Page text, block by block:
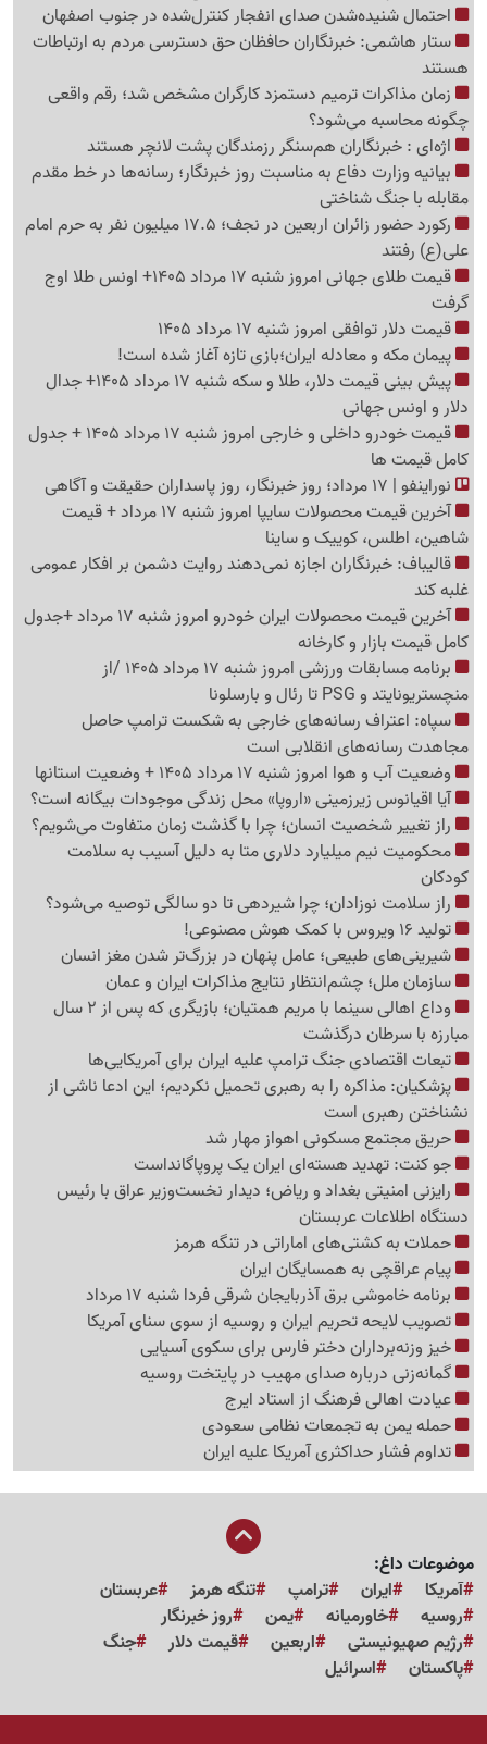
احتمال شنیده‌شدن صدای انفجار کنترل‌شده در جنوب اصفهان
ستار هاشمی: خبرنگاران حافظان حق دسترسی مردم به ارتباطات
هستند
زمان مذاکرات ترمیم دستمزد کارگران مشخص شد؛ رقم واقعی
چگونه محاسبه می‌شود؟
اژه‌ای : خبرنگاران هم‌سنگر رزمندگان پشت لانچر هستند
بیانیه وزارت دفاع به مناسبت روز خبرنگار؛ رسانه‌ها در خط مقدم
مقابله با جنگ شناختی
رکورد حضور زائران اربعین در نجف؛ 17.5 میلیون نفر به حرم امام
علی(ع) رفتند
قیمت طلای جهانی امروز شنبه 17 مرداد 1405+ اونس طلا اوج
گرفت
قیمت دلار توافقی امروز شنبه 17 مرداد 1405
پیمان مکه و معادله ایران؛بازی تازه آغاز شده است!
پیش ‌بینی قیمت دلار، طلا و سکه شنبه 17 مرداد 1405+ جدال
دلار و اونس جهانی
قیمت خودرو داخلی و خارجی امروز شنبه 17 مرداد 1405 + جدول
کامل قیمت ها
نوراینفو | 17 مرداد؛ روز خبرنگار، روز پاسداران حقیقت و آگاهی
آخرین قیمت محصولات سایپا امروز شنبه 17 مرداد + قیمت
شاهین، اطلس، کوییک و ساینا
قالیباف: خبرنگاران اجازه نمی‌دهند روایت دشمن بر افکار عمومی
غلبه کند
آخرین قیمت محصولات ایران خودرو امروز شنبه 17 مرداد +جدول
کامل قیمت بازار و کارخانه
برنامه مسابقات ورزشی امروز شنبه 17 مرداد 1405 /از
منچستریونایتد و PSG تا رئال و بارسلونا
سپاه: اعتراف رسانه‌های خارجی به شکست ترامپ حاصل
مجاهدت رسانه‌های انقلابی است
وضعیت آب و هوا امروز شنبه 17 مرداد 1405 + وضعیت استانها
آیا اقیانوس زیرزمینی «اروپا» محل زندگی موجودات بیگانه است؟
راز تغییر شخصیت انسان؛ چرا با گذشت زمان متفاوت می‌شویم؟
محکومیت نیم میلیارد دلاری متا به دلیل آسیب به سلامت
کودکان
راز سلامت نوزادان؛ چرا شیردهی تا دو سالگی توصیه می‌شود؟
تولید 16 ویروس با کمک هوش مصنوعی!
شیرینی‌های طبیعی؛ عامل پنهان در بزرگ‌تر شدن مغز انسان
سازمان ملل؛ چشم‌انتظار نتایج مذاکرات ایران و عمان
وداع اهالی سینما با مریم همتیان؛ بازیگری که پس از 2 سال
مبارزه با سرطان درگذشت
تبعات اقتصادی جنگ ترامپ علیه ایران برای آمریکایی‌ها
پزشکیان: مذاکره را به رهبری تحمیل نکردیم؛ این ادعا ناشی از
نشناختن رهبری است
حریق مجتمع مسکونی اهواز مهار شد
جو کنت: تهدید هسته‌ای ایران یک پروپاگانداست
رایزنی امنیتی بغداد و ریاض؛ دیدار نخست‌وزیر عراق با رئیس
دستگاه اطلاعات عربستان
حملات به کشتی‌های اماراتی در تنگه هرمز
پیام عراقچی به همسایگان ایران
برنامه خاموشی برق آذربایجان شرقی فردا شنبه 17 مرداد
تصویب لایحه تحریم ایران و روسیه از سوی سنای آمریکا
خیز وزنه‌برداران دختر فارس برای سکوی آسیایی
گمانه‌زنی درباره صدای مهیب در پایتخت روسیه
عیادت اهالی فرهنگ از استاد ایرج
حمله یمن به تجمعات نظامی سعودی
تداوم فشار حداکثری آمریکا علیه ایران
موضوعات داغ:
آمریکا
ایران ترامپ تنگه هرمز
عربستان
روسیه
خاورمیانه یمن
روز خبرنگار
رژیم صهیونیستی
اربعین قیمت دلار
جنگ
پاکستان
اسرائیل